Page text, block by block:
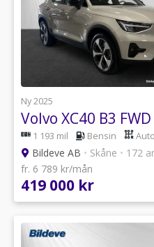
Ny 2025
Volvo XC40 B3
1 193 mil Bensin
Bildeve AB • Skåne • 172
fr. 6 789 kr/mån
419 000 kr